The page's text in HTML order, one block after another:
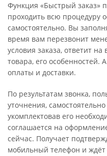
Функция «Быстрый заказ»
проходить всю процедуру
самостоятельно. Вы
время вам перезвонит
условия заказа, ответит
товара, его особенностей.
оплаты и доставки.
По результатам звонка,
уточнения,
укомплектовав его
соглашается на
сейчас. Получает
мобильный телефон и ждёт